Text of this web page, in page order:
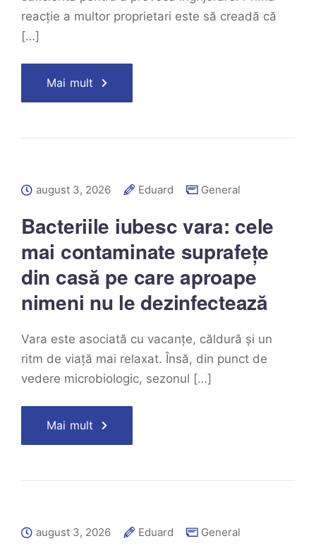
reacție a multor proprietari este să creadă că
[…]
Mai mult
august 3, 2026 Eduard General
Bacteriile iubesc vara: cele
mai contaminate suprafețe
din casă pe care aproape
nimeni nu le dezinfectează
Vara este asociată cu vacanțe, căldură și un
ritm de viață mai relaxat. Însă, din punct de
vedere microbiologic, sezonul […]
Mai mult
august 3, 2026 Eduard General